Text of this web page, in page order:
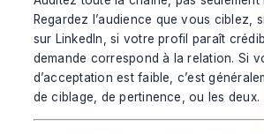
Regardez l’audience que vous ciblez,
sur LinkedIn, si votre profil paraît
demande correspond à la relation. Si
d’acceptation est faible, c’est
de ciblage, de pertinence, ou les deux.